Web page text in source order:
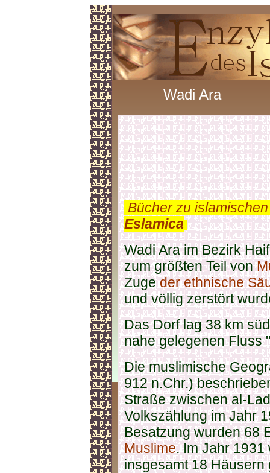
Wadi Ara
Bücher zu
Eslamica.
Wadi Ara im Bezirk
zum größten Teil von
Zugeder ethnische
und völlig zerstört
Das Dorf lag 38 km
nahe gelegenen Fluss
Die muslimische
912 n.Chr.)
Straße zwischen al-
Volkszählung im Jahr
Besatzung wurden 68
Muslime. Im Jahr
insgesamt 18 Häusern